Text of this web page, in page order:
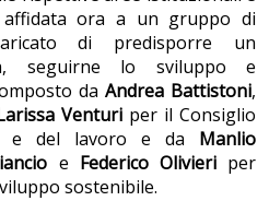
ora a un gruppo di
di predisporre un
seguirne lo sviluppo e
da Andrea Battistoni,
Venturi per il Consiglio
e del lavoro e da Manlio
e Federico Olivieriper
sostenibile.